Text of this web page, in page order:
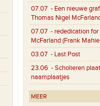
07.07 - Een nieuwe
Thomas Nigel
07.07 - rededication for
McFarland (Frank
03.07 - Last Post
23.06 - Scholieren
naamplaatjes
MEER